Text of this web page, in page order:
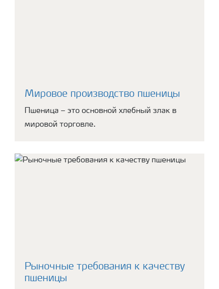
Мировое производство пшеницы
Пшеница – это основной хлебный злак в
мировой торговле.
Рыночные требования к качеству
пшеницы